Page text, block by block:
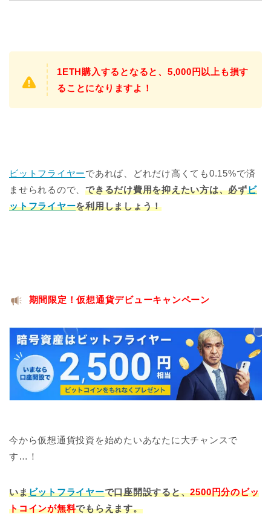
1ETH購入するとなると、5,000円以上も損す
ることになりますよ！
ビットフライヤーであれば、どれだけ高くても0.15%で済
ませられるので、できるだけ費用を抑えたい方は、必ずビ
ットフライヤーを利用しましょう！
期間限定！仮想通貨デビューキャンペーン
今から仮想通貨投資を始めたいあなたに大チャンスで
す…！
いまビットフライヤーで口座開設すると、2500円分のビッ
トコインが無料でもらえます。